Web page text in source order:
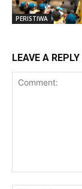
PERISTIWA
LEAVE A REPLY